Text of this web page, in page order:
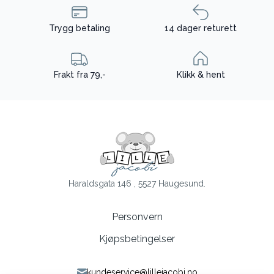
Trygg betaling 14 dager returett
Frakt fra 79,- Klikk & hent
Haraldsgata 146 , 5527 Haugesund.
Personvern
Kjøpsbetingelser